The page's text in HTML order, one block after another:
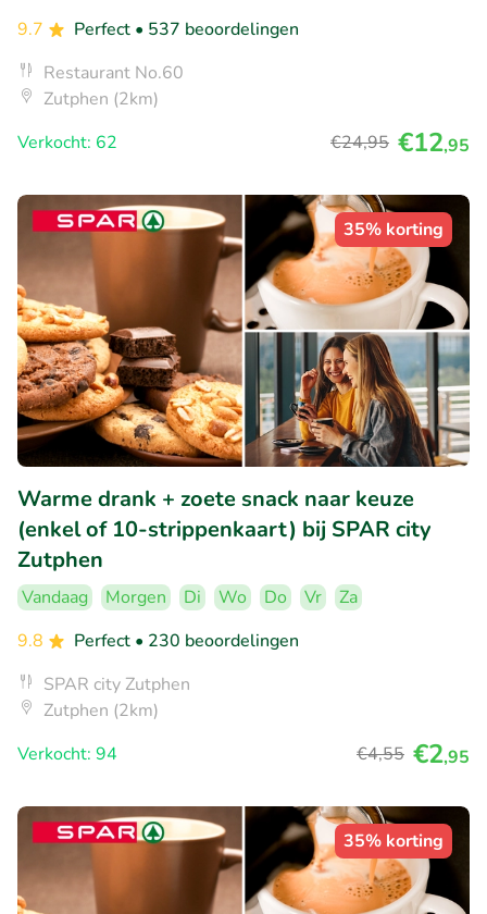
9.7
Perfect • 537 beoordelingen
Restaurant No.60
Zutphen (2km)
Verkocht: 62
€24,95 €12,95
35% korting
Warme drank + zoete snack naar keuze
(enkel of 10-strippenkaart) bij SPAR city
Zutphen
Vandaag Morgen Di Wo Do Vr
Za
9.8
Perfect • 230 beoordelingen
SPAR city Zutphen
Zutphen (2km)
Verkocht: 94
€4,55 €2,95
35% korting